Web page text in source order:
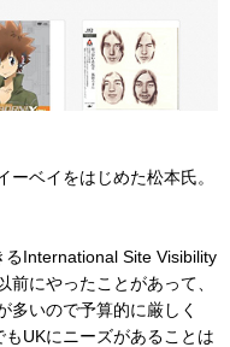
ベイをはじめた松本氏。
るInternational Site Visibility
にやったことがあって、
多いので予算的に厳しく
UKにニーズがあることは